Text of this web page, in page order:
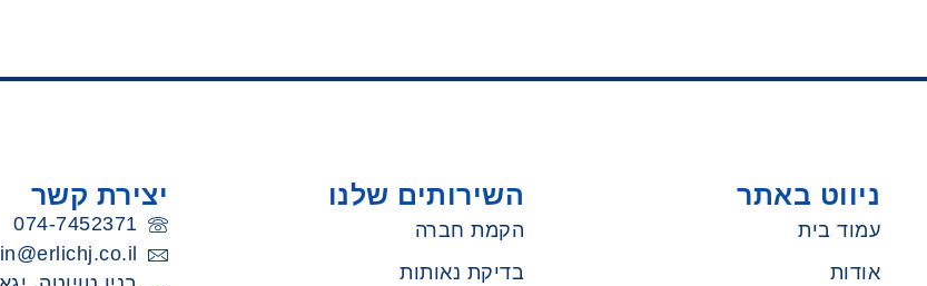
ניווט באתר
עמוד בית
אודות
השירותים שלנו
הקמת חברה
בדיקת נאותות
יצירת קשר
074-7452371